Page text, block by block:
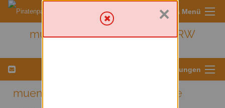
Sympa Menü
muenster - Kreis Münster/ NRW
Menü für Listeneinstellungen
muenster AT lists.piratenpartei.de
×